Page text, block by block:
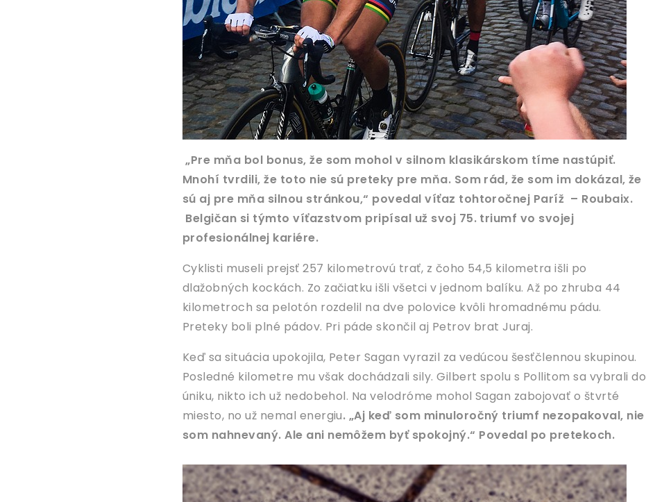
„Pre mňa bol bonus, že som mohol v silnom klasikárskom tíme nastúpiť.
Mnohí tvrdili, že toto nie sú preteky pre mňa. Som rád, že som im dokázal, že
sú aj pre mňa silnou stránkou,“ povedal víťaz tohtoročnej Paríž – Roubaix.
Belgičan si týmto víťazstvom pripísal už svoj 75. triumf vo svojej
profesionálnej kariére.
Cyklisti museli prejsť 257 kilometrovú trať, z čoho 54,5 kilometra išli po
dlažobných kockách. Zo začiatku išli všetci v jednom balíku. Až po zhruba 44
kilometroch sa pelotón rozdelil na dve polovice kvôli hromadnému pádu.
Preteky boli plné pádov. Pri páde skončil aj Petrov brat Juraj.
Keď sa situácia upokojila, Peter Sagan vyrazil za vedúcou šesťčlennou skupinou.
Posledné kilometre mu však dochádzali sily. Gilbert spolu s Pollitom sa vybrali do
úniku, nikto ich už nedobehol. Na velodróme mohol Sagan zabojovať o štvrté
miesto, no už nemal energiu. „Aj keď som minuloročný triumf nezopakoval, nie
som nahnevaný. Ale ani nemôžem byť spokojný.“ Povedal po pretekoch.